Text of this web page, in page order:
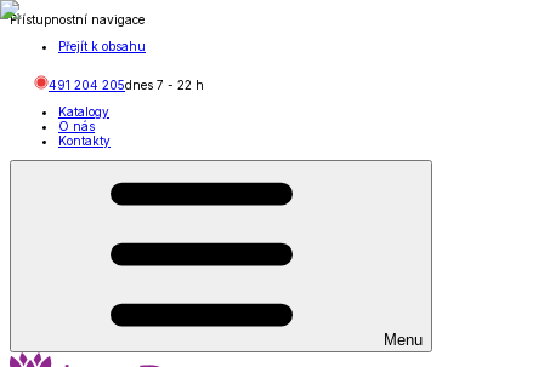
Přístupnostní navigace
Přejít k obsahu
491 204 205dnes 7 - 22 h
Katalogy
O nás
Kontakty
Menu